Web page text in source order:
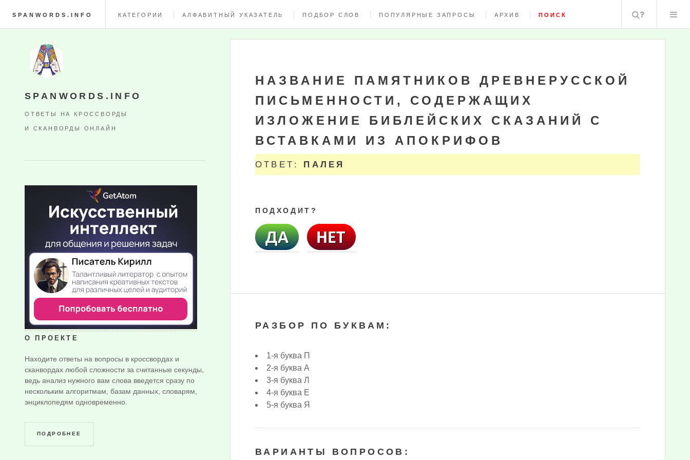
SPANWORDS.INFO КАТЕГОРИИ АЛФАВИТНЫЙ УКАЗАТЕЛЬ ПОДБОР СЛОВ ПОПУЛЯРНЫЕ ЗАПРОСЫ АРХИВ ПОИСК Поиск
НАЗВАНИЕ ПАМЯТНИКОВ ДРЕВНЕРУССКОЙ
ПИСЬМЕННОСТИ, СОДЕРЖАЩИХ
ИЗЛОЖЕНИЕ БИБЛЕЙСКИХ СКАЗАНИЙ С
ВСТАВКАМИ ИЗ АПОКРИФОВ
ОТВЕТ: ПАЛЕЯ
ПОДХОДИТ?
РАЗБОР ПО БУКВАМ:
1-я буква П
2-я буква А
3-я буква Л
4-я буква Е
5-я буква Я
ВАРИАНТЫ ВОПРОСОВ:
SPANWORDS.INFO
ОТВЕТЫ НА КРОССВОРДЫ
И СКАНВОРДЫ ОНЛАЙН
О ПРОЕКТЕ
Находите ответы на вопросы в кроссвордах и
сканвордах любой сложности за считанные секунды,
ведь анализ нужного вам слова введется сразу по
нескольким алгоритмам, базам данных, словарям,
энциклопедям одновременно.
ПОДРОБНЕЕ